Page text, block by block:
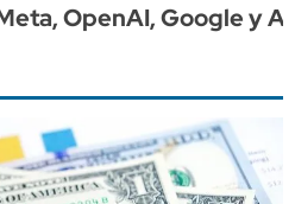
OpenAI, Google y